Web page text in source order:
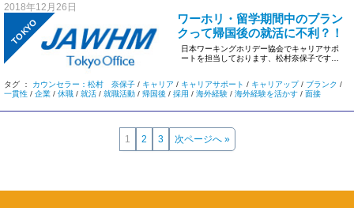
2018年12月26日
TOKYO
ワーホリ・留学期間中のブラン
クって帰国後の就活に不利？！
日本ワーキングホリデー協会でキャリアサポ
ートを担当しております、松村奈保子です。
タグ ： カウンセラー：松村 奈保子 / キャリア / キャリアサポート / キャリアップ/ ブランク /
一貫性 / 企業 / 休職 / 就活 / 就職活動 / 帰国後 / 採用 / 海外経験 / 海外経験を活かす / 面接
1 2 3 次ページへ »